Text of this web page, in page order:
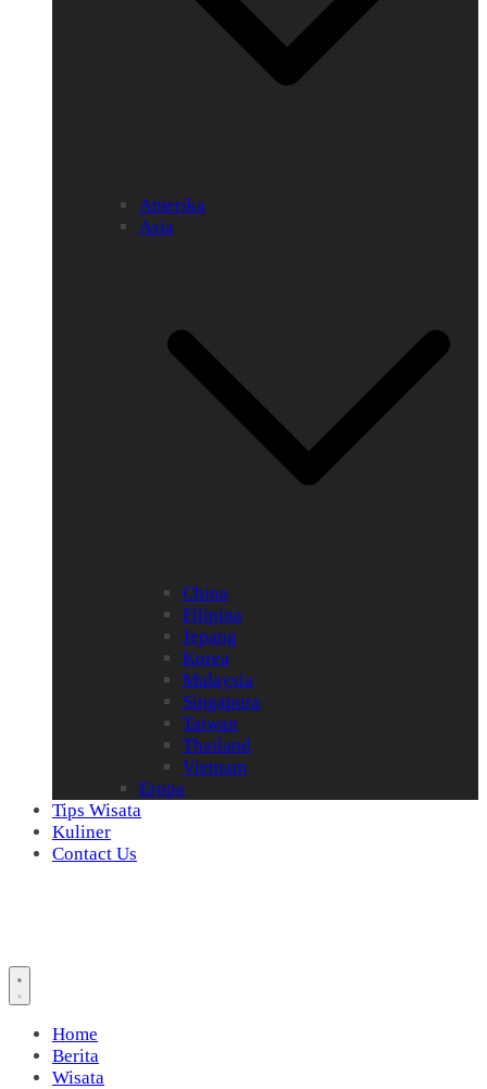
Amerika
Asia
China
Filipina
Jepang
Korea
Malaysia
Singapura
Taiwan
Thailand
Vietnam
Eropa
Tips Wisata
Kuliner
Contact Us
Home
Berita
Wisata